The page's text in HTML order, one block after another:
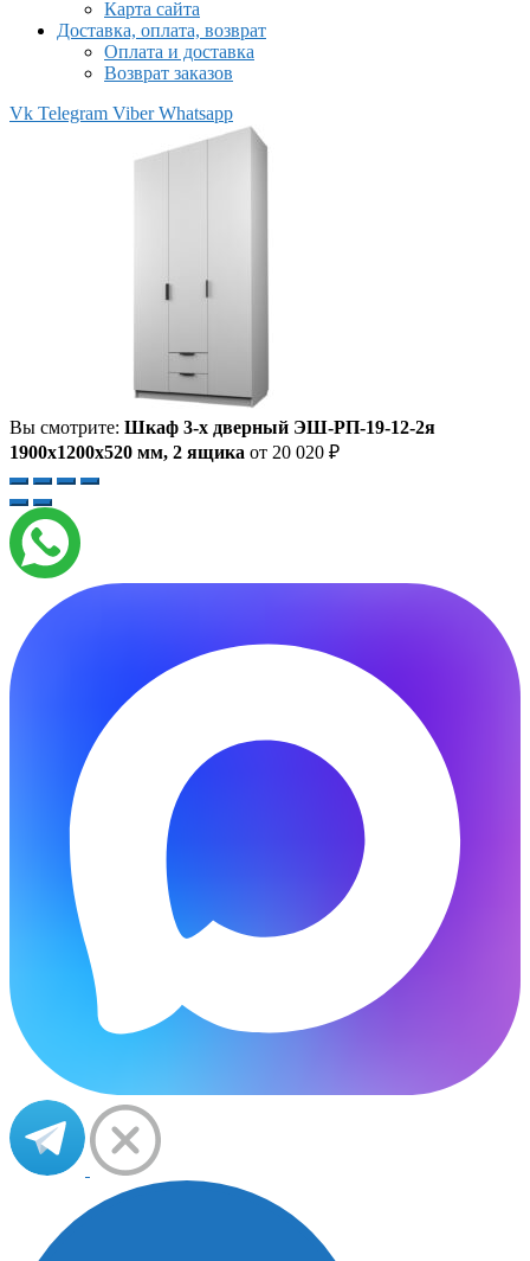
Карта сайта
Доставка, оплата, возврат
Оплата и доставка
Возврат заказов
Vk Telegram Viber Whatsapp
Вы смотрите: Шкаф 3-х дверный ЭШ-РП-19-12-2я
1900x1200x520 мм, 2 ящика от 20 020 ₽